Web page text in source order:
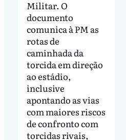
Militar. O
documento
comunica à PM as
rotas de
caminhada da
torcida em direção
ao estádio,
inclusive
apontando as vias
com maiores riscos
de confronto com
torcidas rivais,